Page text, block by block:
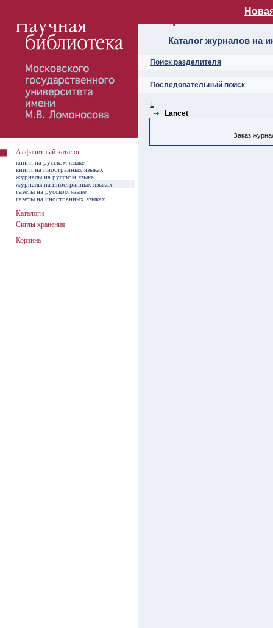
Алфавитный
Каталог журналов на
Поиск разделителя
Последовательный поиск
L
Lancet
Заказ
Алфавитный каталог
книги на русском языке
книги на иностранных языках
журналы на русском языке
журналы на иностранных языках
газеты на русском языке
газеты на иностранных языках
Каталоги
Сиглы хранения
Корзина